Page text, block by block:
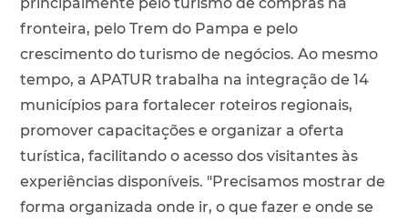
principalmente pelo turismo de compras na
fronteira, pelo Trem do Pampa e pelo
crescimento do turismo de negócios. Ao mesmo
tempo, a APATUR trabalha na integração de 14
municípios para fortalecer roteiros regionais,
promover capacitações e organizar a oferta
turística, facilitando o acesso dos visitantes às
experiências disponíveis. "Precisamos mostrar de
forma organizada onde ir, o que fazer e onde se